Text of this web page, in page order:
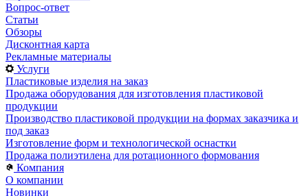
Вопрос-ответ
Статьи
Обзоры
Дисконтная карта
Рекламные материалы
Услуги
Пластиковые изделия на заказ
Продажа оборудования для изготовления пластиковой
продукции
Производство пластиковой продукции на формах заказчика и
под заказ
Изготовление форм и технологической оснастки
Продажа полиэтилена для ротационного формования
Компания
О компании
Новинки